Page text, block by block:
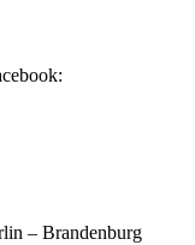
– Brandenburg